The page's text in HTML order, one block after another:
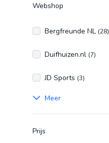
Webshop
Bergfreunde NL (28)
Duifhuizen.nl (7)
JD Sports (3)
Meer
Prijs